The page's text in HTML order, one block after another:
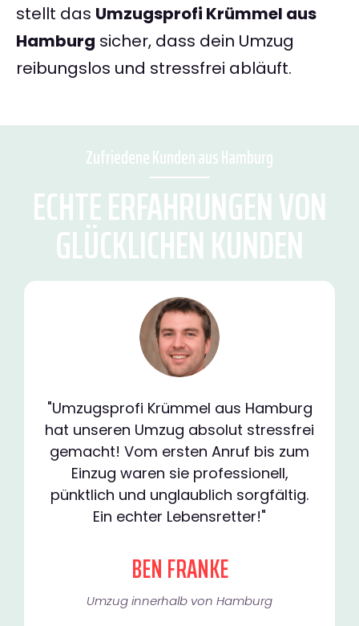
stellt das Umzugsprofi Krümmel aus
Hamburg sicher, dass dein Umzug
reibungslos und stressfrei abläuft.
Zufriedene Kunden aus Hamburg
ECHTE ERFAHRUNGEN VON
GLÜCKLICHEN KUNDEN
"Umzugsprofi Krümmel aus Hamburg
hat unseren Umzug absolut stressfrei
gemacht! Vom ersten Anruf bis zum
Einzug waren sie professionell,
pünktlich und unglaublich sorgfältig.
Ein echter Lebensretter!"
BEN FRANKE
Umzug innerhalb von Hamburg​